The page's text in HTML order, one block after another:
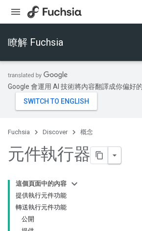
瞭解 Fuchsia
Google 會運用 AI 技術將內容翻譯成你偏好
Fuchsia Discover 概念
元件執行器
這個頁面中的內容
提供執行元件功能
轉送執行元件功能
公開